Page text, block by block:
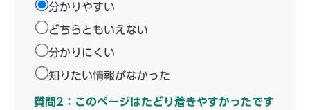
分かりやすい
どちらともいえない
分かりにくい
知りたい情報がなかった
質問2：このページはたどり着きやすかったです